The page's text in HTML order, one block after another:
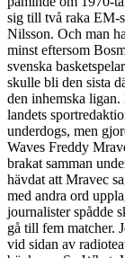
sig till två raka EM-
Nilsson. Och man
minst eftersom
svenska
skulle bli den sista
den inhemska
landets
underdogs, men
Waves Freddy
brakat samman
hävdat att Mravec
med andra ord
journalister spådde
gå till fem matcher.
vid sidan av